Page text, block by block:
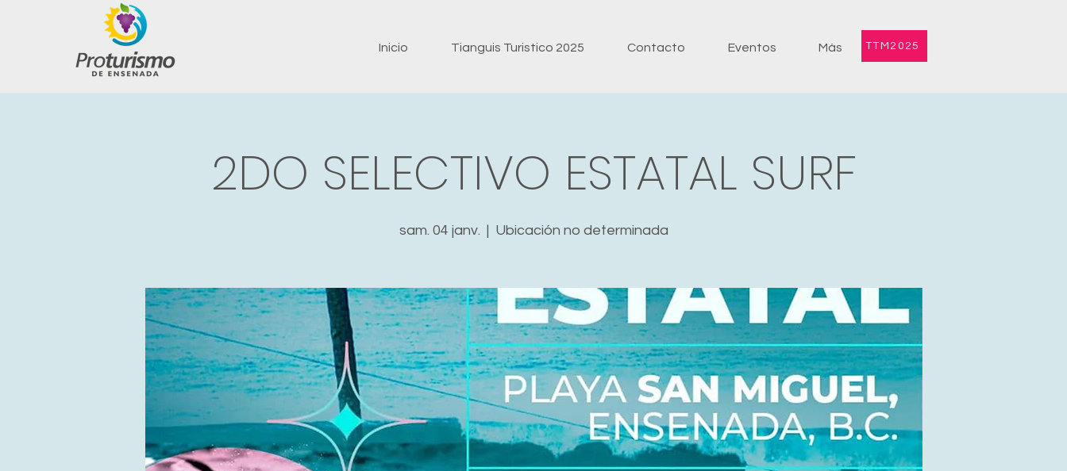
Inicio Tianguis Turistico 2025 Contacto Eventos Más TTM2025
2DO SELECTIVO ESTATAL SURF
sam. 04 janv.
  |
Ubicación no determinada